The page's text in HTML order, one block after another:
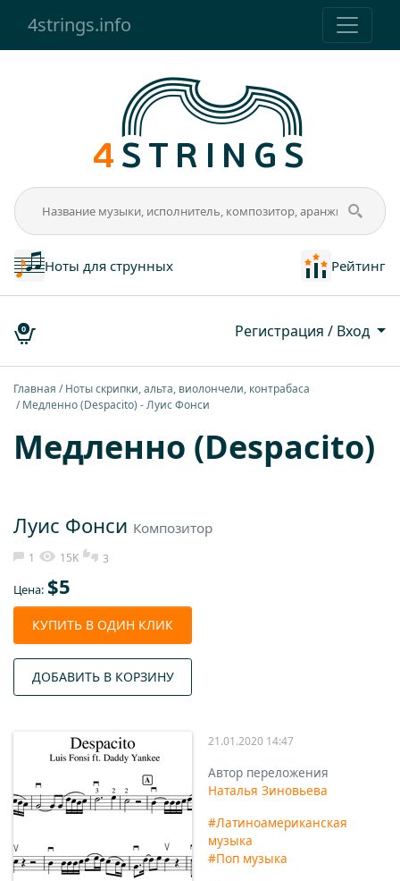
4strings.info
Ноты для струнных Рейтинг
0 Регистрация / Вход
Главная
Ноты скрипки, альта, виолончели, контрабаса
Медленно (Despacito) - Луис Фонси
Медленно (Despacito)
Луис Фонси Композитор
1 15K 3
Цена: $5
КУПИТЬ В ОДИН КЛИК
ДОБАВИТЬ В КОРЗИНУ
21.01.2020 14:47
Автор переложения
Наталья Зиновьева
#Латиноамериканская
музыка
#Поп музыка